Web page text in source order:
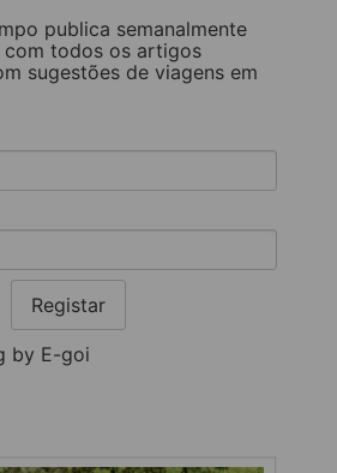
publica semanalmente
com todos os artigos
sugestões de viagens em
Registar
by E-goi